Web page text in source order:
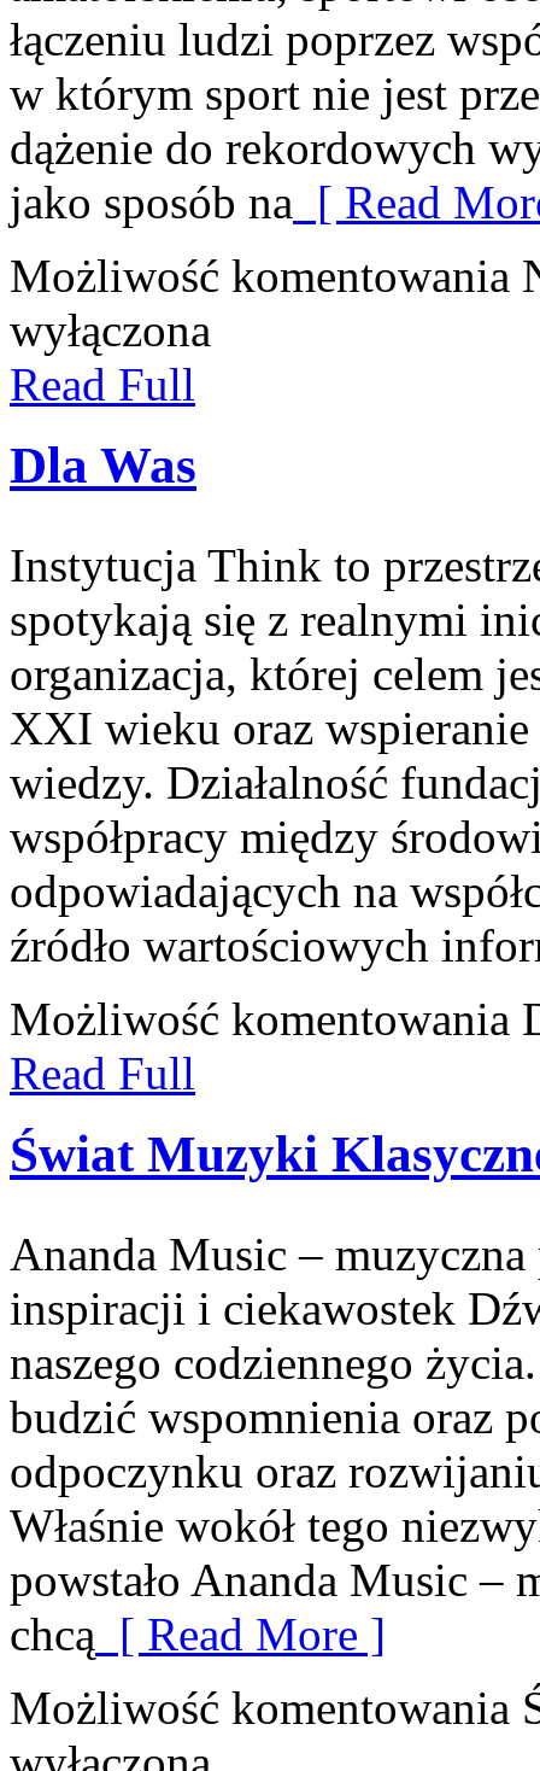
łączeniu ludzi poprzez
w którym sport nie jest
dążenie do rekordowych
jako sposób na [ Read
Możliwość komentowania
wyłączona
Read Full
Dla Was
Instytucja Think to
spotykają się z realnymi
organizacja, której celem
XXI wieku oraz wspieranie
wiedzy. Działalność
współpracy między
odpowiadających na
źródło wartościowych
Możliwość komentowania
Read Full
Świat Muzyki
Ananda Music – muzyczna
inspiracji i ciekawostek
naszego codziennego
budzić wspomnienia oraz
odpoczynku oraz
Właśnie wokół tego
powstało Ananda Music –
chcą [ Read More ]
Możliwość komentowania